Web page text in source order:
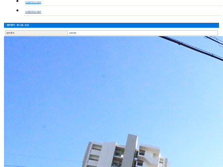
岩塚駅周辺の物件
伏屋駅周辺の物件
物件番号・取り扱い支店
物件番号 2103795